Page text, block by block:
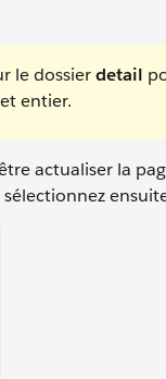
le dossierdetail
entier.
actualiser la